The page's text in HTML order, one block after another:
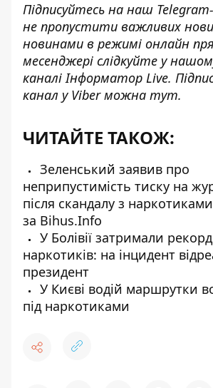
Підписуйтесь на наш
не пропустити важливих
новинами в режимі онлайн
месенджері слідкуйте у
каналіІнформатор Live.
канал у Viber можна тут.
ЧИТАЙТЕ ТАКОЖ:
Зеленський заявив про
неприпустимість тиску на
після скандалу з
за Bihus.Info
У Болівії затримали
наркотиків: на інцидент
президент
У Києві водій маршрутки
під наркотиками